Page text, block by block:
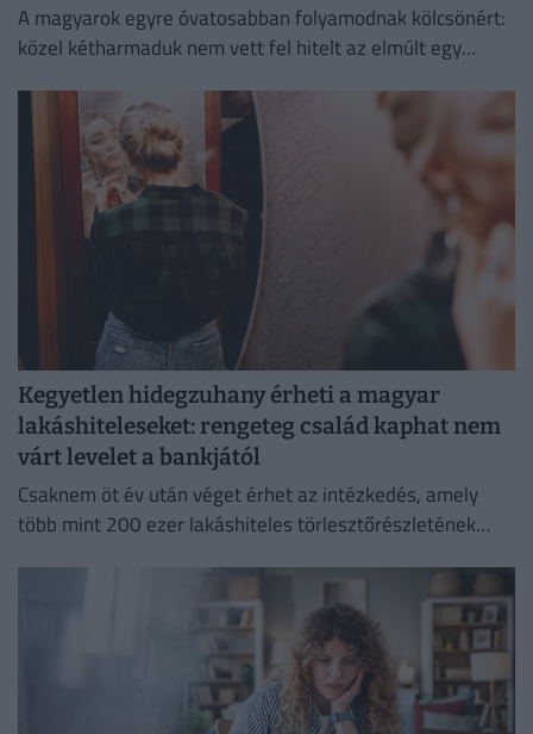
A magyarok egyre óvatosabban folyamodnak kölcsönért:
közel kétharmaduk nem vett fel hitelt az elmúlt egy
Kegyetlen hidegzuhany érheti a magyar
lakáshiteleseket: rengeteg család kaphat nem
várt levelet a bankjától
Csaknem öt év után véget érhet az intézkedés, amely
több mint 200 ezer lakáshiteles törlesztőrészletének